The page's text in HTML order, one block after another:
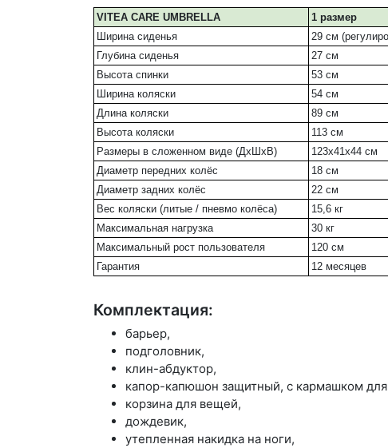
VITEA CARE UMBRELLA 1 размер
Ширина сиденья
29 см
Глубина сиденья
27 см
Высота спинки
53 см
Ширина коляски
54 см
Длина коляски
89 см
Высота коляски
113 см
Размеры в сложенном виде (ДxШxВ)
123x41x44 см
Диаметр передних колёс
18 см
Диаметр задних колёс
22 см
Вес коляски (литые / пневмо колёса)
15,6 кг
Максимальная нагрузка
30 кг
Максимальный рост пользователя
120 см
Гарантия
12 месяцев
Комплектация:
барьер,
подголовник,
клин-абдуктор,
капор-капюшон защитный, с кармашком
корзина для вещей,
дождевик,
утепленная накидка на ноги,